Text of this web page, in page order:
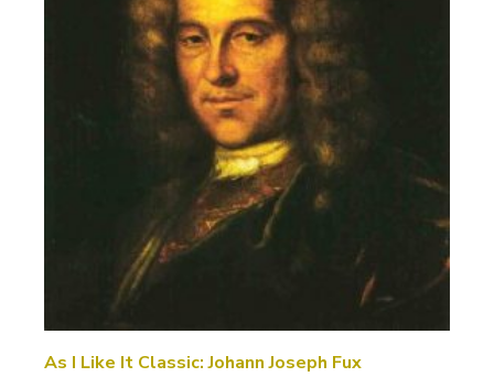
As I Like It Classic: Johann Joseph Fux